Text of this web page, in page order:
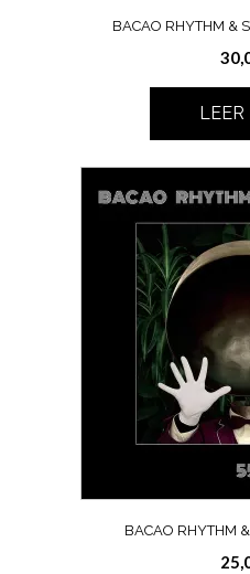
BACAO RHYTHM &
LEER
BACAO RHYTHM